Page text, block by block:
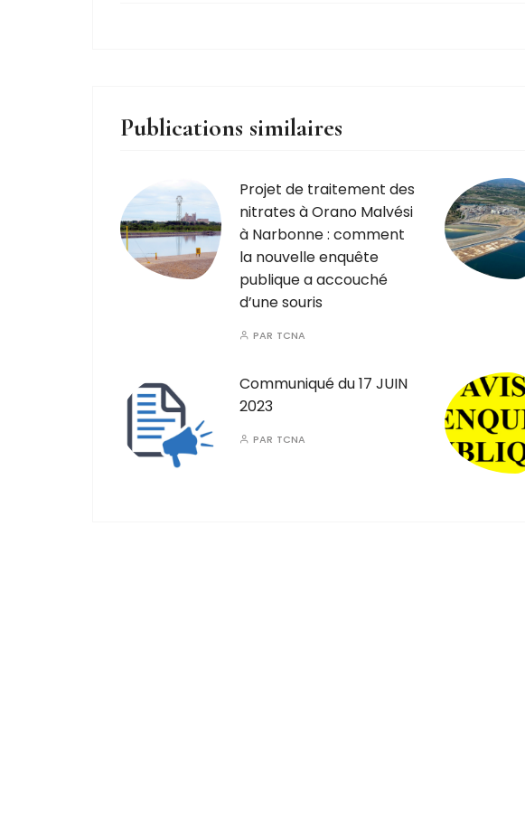
Publications similaires
Projet de traitement des
nitrates à Orano Malvési
à Narbonne : comment
la nouvelle enquête
publique a accouché
d’une souris
PAR TCNA
Communiqué du 17 JUIN
2023
PAR TCNA